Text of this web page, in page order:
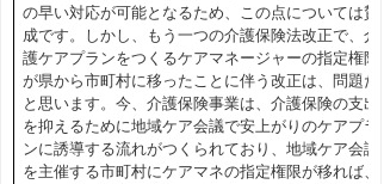
の早い対応が可能となるため、この点については賛
成です。しかし、もう一つの介護保険法改正で、介
護ケアプランをつくるケアマネージャーの指定権限
が県から市町村に移ったことに伴う改正は、問題だ
と思います。今、介護保険事業は、介護保険の支出
を抑えるために地域ケア会議で安上がりのケアプラ
ンに誘導する流れがつくられており、地域ケア会議
を主催する市町村にケアマネの指定権限が移れば、